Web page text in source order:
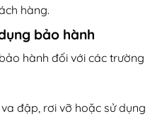
hàng.
bảo hành
hành đối với các trường
đập, rơi vỡ hoặc sử dụng